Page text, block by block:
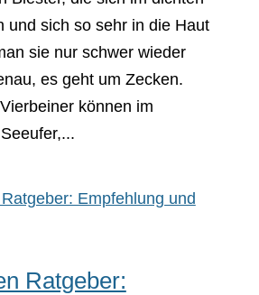
und sich so sehr in die Haut
sie nur schwer wieder
es geht um Zecken.
können im
Ratgeber: